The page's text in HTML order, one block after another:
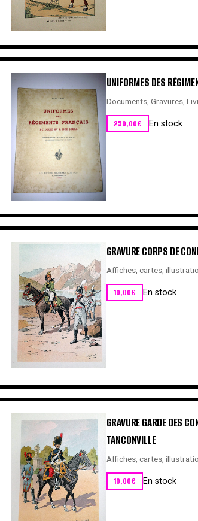
UNIFORMES DES
Documents, Gravures,
250,00€ En stock
GRAVURE CORPS DE
Affiches, cartes,
10,00€ En stock
GRAVURE GARDE DES
TANCONVILLE
Affiches, cartes,
10,00€ En stock